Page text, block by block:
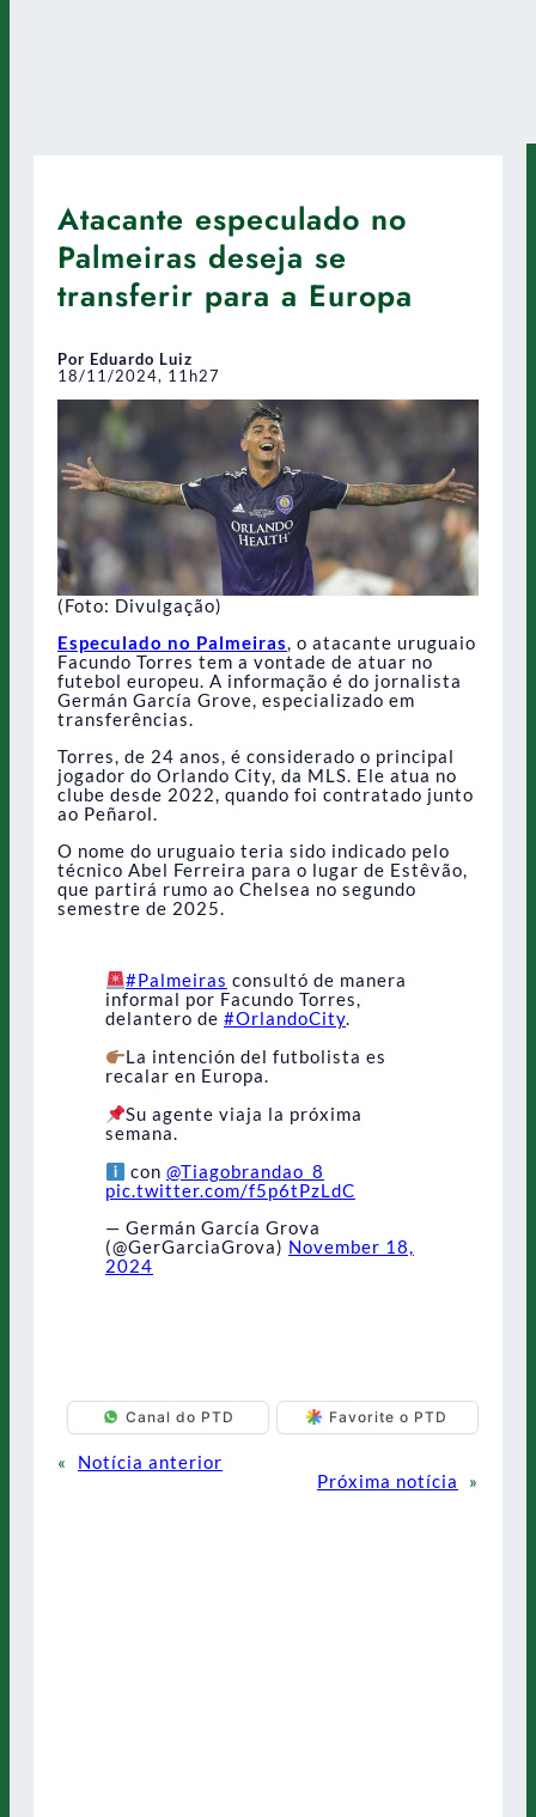
Atacante especulado no
Palmeiras deseja se
transferir para a Europa
Por Eduardo Luiz
18/11/2024, 11h27
(Foto: Divulgação)
Especulado no Palmeiras, o atacante uruguaio
Facundo Torres tem a vontade de atuar no
futebol europeu. A informação é do jornalista
Germán García Grove, especializado em
transferências.
Torres, de 24 anos, é considerado o principal
jogador do Orlando City, da MLS. Ele atua no
clube desde 2022, quando foi contratado junto
ao Peñarol.
O nome do uruguaio teria sido indicado pelo
técnico Abel Ferreira para o lugar de Estêvão,
que partirá rumo ao Chelsea no segundo
semestre de 2025.
#Palmeiras consultó de manera
informal por Facundo Torres,
delantero de #OrlandoCity.
La intención del futbolista es
recalar en Europa.
Su agente viaja la próxima
semana.
con @Tiagobrandao_8
pic.twitter.com/f5p6tPzLdC
— Germán García Grova
(@GerGarciaGrova) November 18,
2024
Canal do PTD Favorite o PTD
«
Notícia anterior
Próxima notícia
»